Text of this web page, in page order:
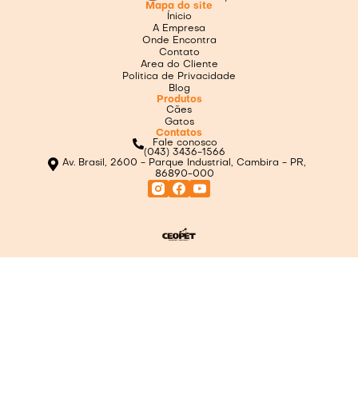
Mapa do site
Ínicio
A Empresa
Onde Encontra
Contato
Area do Cliente
Politica de Privacidade
Blog
Produtos
Cães
Gatos
Contatos
Fale conosco
(043) 3436-1566
Av. Brasil, 2600 - Parque Industrial, Cambira - PR,
86890-000